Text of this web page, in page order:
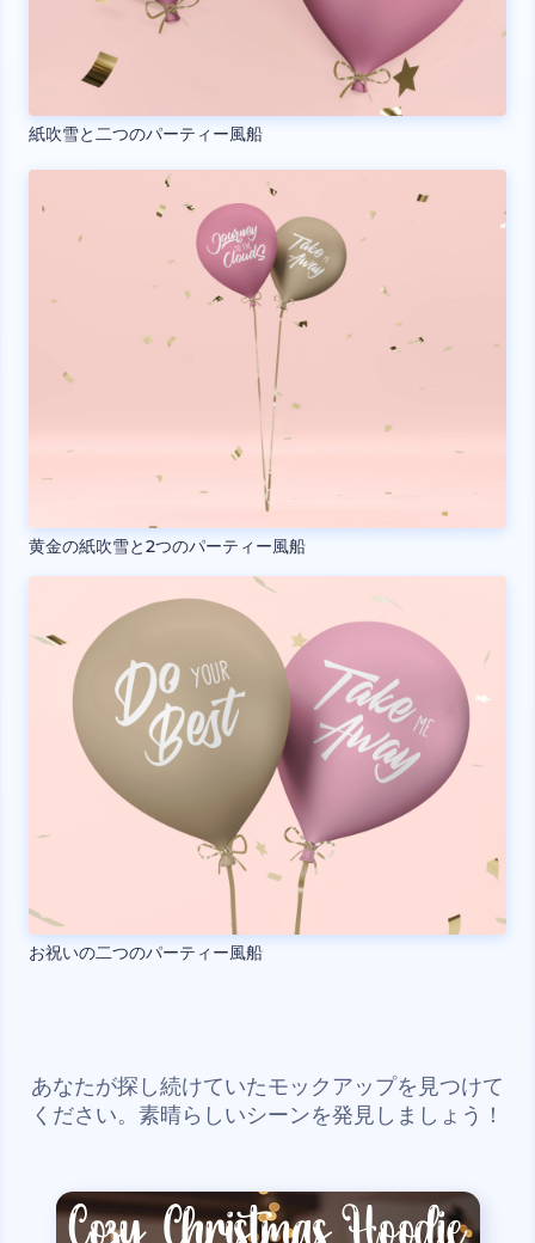
紙吹雪と二つのパーティー風船
黄金の紙吹雪と2つのパーティー風船
お祝いの二つのパーティー風船
あなたが探し続けていたモックアップを見つけて
ください。素晴らしいシーンを発見しましょう！